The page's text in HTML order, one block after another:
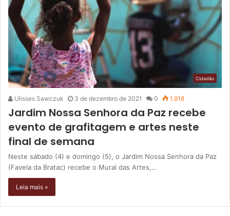
Cidadão
Ulisses Sawczuk 3 de dezembro de 2021 0 1.918
Jardim Nossa Senhora da Paz recebe
evento de grafitagem e artes neste
final de semana
Neste sábado (4) e domingo (5), o Jardim Nossa Senhora da Paz
(Favela da Bratac) recebe o Mural das Artes,…
Leia mais »